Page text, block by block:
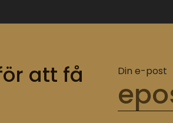
att få
Din e-post